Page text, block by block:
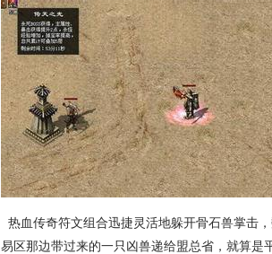
热血传奇符文组合迅捷灵活地躲开骨石兽掌击
易区那边带过来的一只凶兽递给盟总省，就算